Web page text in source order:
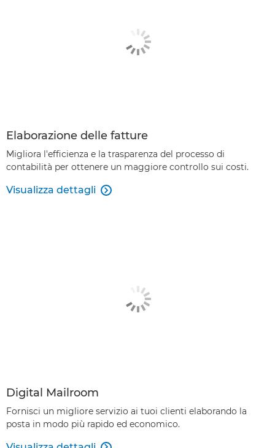
Elaborazione delle fatture
Migliora l'efficienza e la trasparenza del processo di
contabilità per ottenere un maggiore controllo sui costi.
Visualizza dettagli 
Digital Mailroom
Fornisci un migliore servizio ai tuoi clienti elaborando la
posta in modo più rapido ed economico.
